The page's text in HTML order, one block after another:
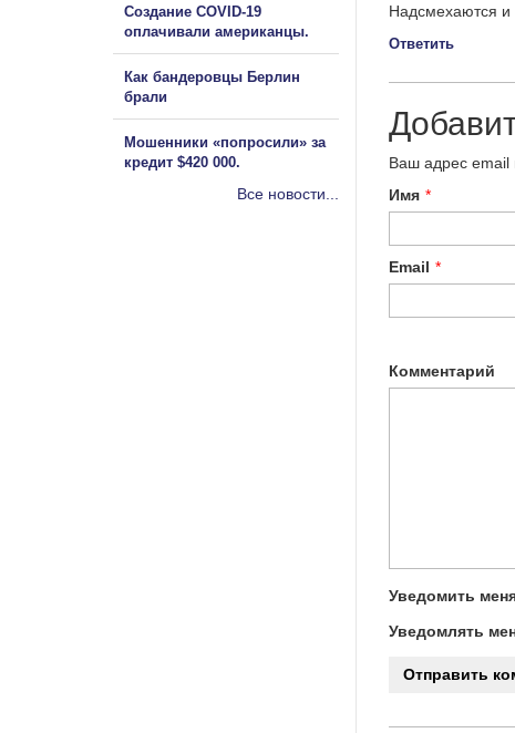
Надсмехаются и
Ответить
Ваш адрес email
Имя *
Email *
Комментарий
Уведомить
Уведомлять
Создание COVID-19
оплачивали американцы.
Как бандеровцы Берлин
брали
Мошенники «попросили» за
кредит $420 000.
Все новости...